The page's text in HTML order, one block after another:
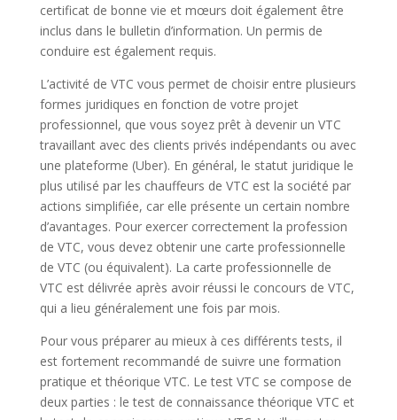
certificat de bonne vie et mœurs doit également être
inclus dans le bulletin d’information. Un permis de
conduire est également requis.
L’activité de VTC vous permet de choisir entre plusieurs
formes juridiques en fonction de votre projet
professionnel, que vous soyez prêt à devenir un VTC
travaillant avec des clients privés indépendants ou avec
une plateforme (Uber). En général, le statut juridique le
plus utilisé par les chauffeurs de VTC est la société par
actions simplifiée, car elle présente un certain nombre
d’avantages. Pour exercer correctement la profession
de VTC, vous devez obtenir une carte professionnelle
de VTC (ou équivalent). La carte professionnelle de
VTC est délivrée après avoir réussi le concours de VTC,
qui a lieu généralement une fois par mois.
Pour vous préparer au mieux à ces différents tests, il
est fortement recommandé de suivre une formation
pratique et théorique VTC. Le test VTC se compose de
deux parties : le test de connaissance théorique VTC et